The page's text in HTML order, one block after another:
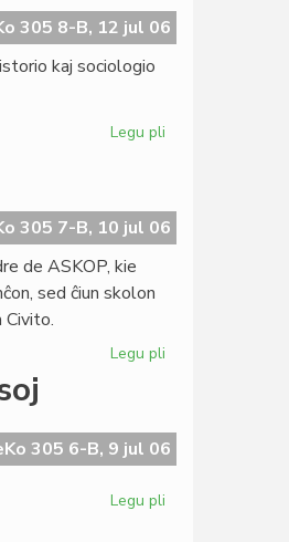
venas
la
305 8-B, 12 jul 06
kaj sociologio
Legu pli
invitas
305 7-B, 10 jul 06
de ASKOP, kie
sed ĉiun skolon
Legu pli
SUM
2006
305 6-B, 9 jul 06
Legu pli